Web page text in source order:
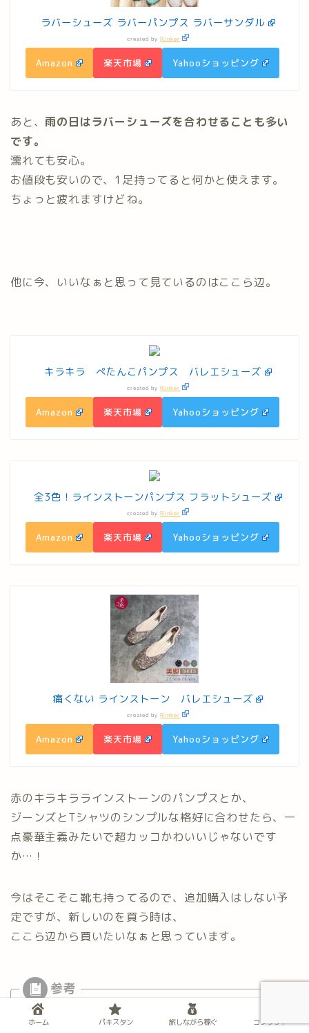
ラバーシューズ ラバーパンプス ラバーサンダル
created by Rinker
Amazon 楽天市場 Yahooショッピング
あと、 雨の日はラバーシューズを合わせることも多い
です。
濡れても安心。
お値段も安いので、1足持ってると何かと使えます。
ちょっと疲れますけどね。
他に今、いいなぁと思って見ているのはここら辺。
キラキラ ぺたんこパンプス バレエシューズ
created by Rinker
Amazon 楽天市場 Yahooショッピング
全3色！ラインストーンパンプス フラットシューズ
created by Rinker
Amazon 楽天市場 Yahooショッピング
痛くない ラインストーン バレエシューズ
created by Rinker
Amazon 楽天市場 Yahooショッピング
赤のキラキララインストーンのパンプスとか、
ジーンズとTシャツのシンプルな格好に合わせたら、一
点豪華主義みたいで超カッコかわいいじゃないです
か…！
今はそこそこ靴も持ってるので、追加購入はしない予
定ですが、新しいのを買う時は、
ここら辺から買いたいなぁと思っています。
インドやパキスタンを旅行する時は、牛のウン
ホーム パキスタン 旅しながら稼ぐ コンタクト